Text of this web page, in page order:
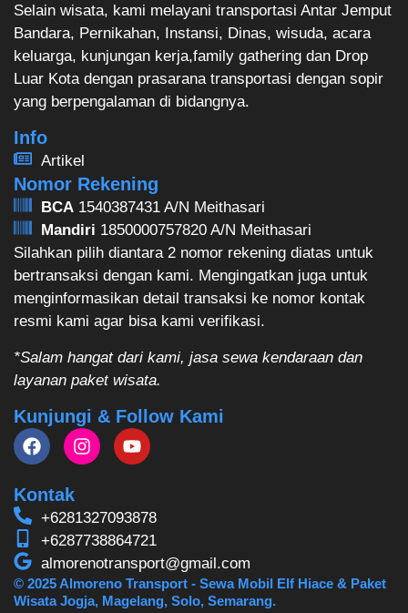
Selain wisata, kami melayani transportasi Antar Jemput
Bandara, Pernikahan, Instansi, Dinas, wisuda, acara
keluarga, kunjungan kerja,family gathering dan Drop
Luar Kota dengan prasarana transportasi dengan sopir
yang berpengalaman di bidangnya.
Info
Artikel
Nomor Rekening
BCA 1540387431 A/N Meithasari
Mandiri 1850000757820 A/N Meithasari
Silahkan pilih diantara 2 nomor rekening diatas untuk
bertransaksi dengan kami. Mengingatkan juga untuk
menginformasikan detail transaksi ke nomor kontak
resmi kami agar bisa kami verifikasi.
*Salam hangat dari kami, jasa sewa kendaraan dan
layanan paket wisata.
Kunjungi & Follow Kami
Kontak
+6281327093878
+6287738864721
almorenotransport@gmail.com
© 2025 Almoreno Transport - Sewa Mobil Elf Hiace & Paket
Wisata Jogja, Magelang, Solo, Semarang.